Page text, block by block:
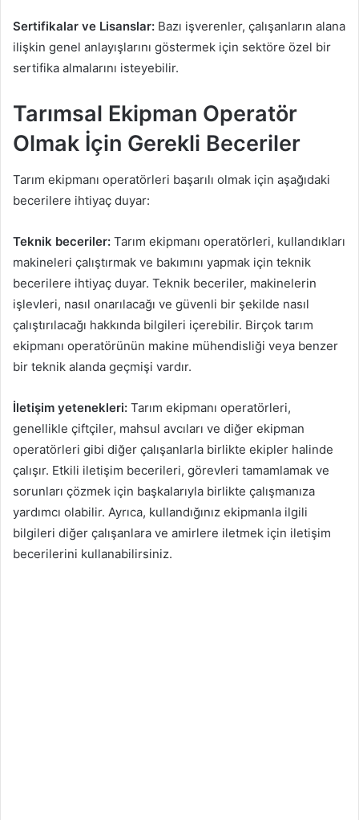
Sertifikalar ve Lisanslar: Bazı işverenler, çalışanların alana
ilişkin genel anlayışlarını göstermek için sektöre özel bir
sertifika almalarını isteyebilir.
Tarımsal Ekipman Operatör
Olmak İçin Gerekli Beceriler
Tarım ekipmanı operatörleri başarılı olmak için aşağıdaki
becerilere ihtiyaç duyar:
Teknik beceriler: Tarım ekipmanı operatörleri, kullandıkları
makineleri çalıştırmak ve bakımını yapmak için teknik
becerilere ihtiyaç duyar. Teknik beceriler, makinelerin
işlevleri, nasıl onarılacağı ve güvenli bir şekilde nasıl
çalıştırılacağı hakkında bilgileri içerebilir. Birçok tarım
ekipmanı operatörünün makine mühendisliği veya benzer
bir teknik alanda geçmişi vardır.
İletişim yetenekleri: Tarım ekipmanı operatörleri,
genellikle çiftçiler, mahsul avcıları ve diğer ekipman
operatörleri gibi diğer çalışanlarla birlikte ekipler halinde
çalışır. Etkili iletişim becerileri, görevleri tamamlamak ve
sorunları çözmek için başkalarıyla birlikte çalışmanıza
yardımcı olabilir. Ayrıca, kullandığınız ekipmanla ilgili
bilgileri diğer çalışanlara ve amirlere iletmek için iletişim
becerilerini kullanabilirsiniz.